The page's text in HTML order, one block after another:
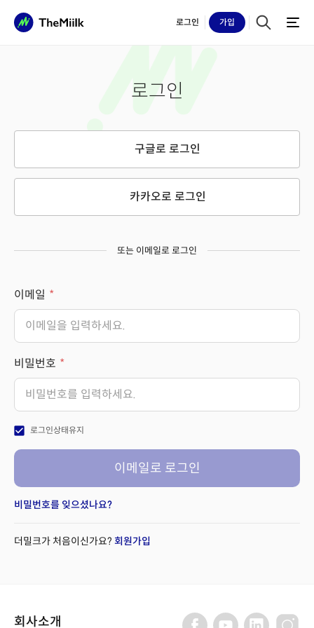
로그인 가입
로그인
구글로 로그인
카카오로 로그인
또는 이메일로 로그인
이메일
비밀번호
check_box 로그인상태유지
이메일로 로그인
비밀번호를 잊으셨나요?
더밀크가 처음이신가요? 회원가입
회사소개